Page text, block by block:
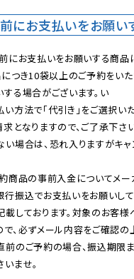
にお支払いをお願い
にお支払いをお願いする商品
つき10袋以上のご予約をい
する場合がございます。い
い方法で「代引き」をご選択い
求となりますので、ご了承下
い場合は、恐れ入りますがキャ
商品の事前入金についてメー
行振込でお支払いをお願いし
載しております。対象のお客
で、必ずメール内容をご確認
前のご予約の場合、振込期限
ませ。